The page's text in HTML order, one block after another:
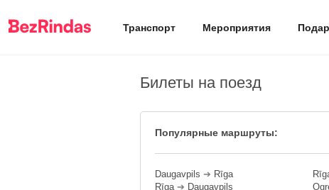
Транспорт Мероприятия
Билеты на поезд
Популярные маршруты:
Daugavpils ➔ Rīga
Rīga➔ Daugavpils